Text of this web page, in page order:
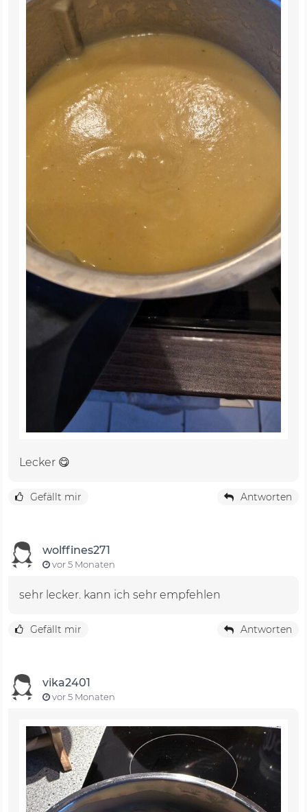
Lecker 😋
Gefällt mir Antworten
wolffines271
vor 5 Monaten
sehr lecker. kann ich sehr empfehlen
Gefällt mir Antworten
vika2401
vor 5 Monaten